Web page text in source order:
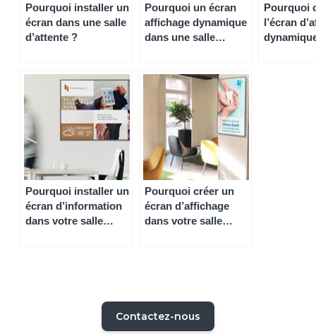
Pourquoi installer un
écran dans une salle
d’attente ?
Pourquoi un écran
affichage dynamique
dans une salle
Pourquoi
l’écran
Pourquoi installer un
écran d’information
dans votre salle
Pourquoi créer un
écran d’affichage
dans votre salle
Contactez-nous